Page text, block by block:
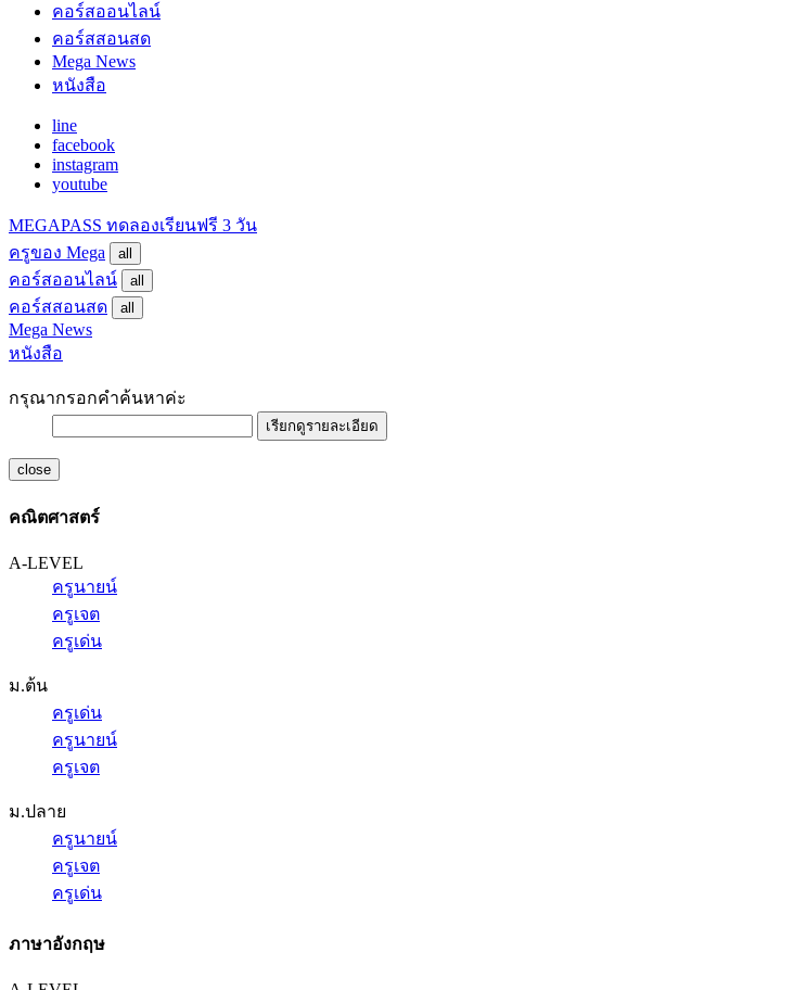
คอร์สออนไลน์
คอร์สสอนสด
Mega News
หนังสือ
line
facebook
instagram
youtube
MEGAPASS ทดลองเรียนฟรี 3 วัน
ครูของ Mega
all
คอร์สออนไลน์ all
คอร์สสอนสด all
Mega News
หนังสือ
กรุณากรอกคำค้นหาค่ะ
เรียกดูรายละเอียด
close
คณิตศาสตร์
A-LEVEL
ครูนายน์
ครูเจต
ครูเด่น
ม.ต้น
ครูเด่น
ครูนายน์
ครูเจต
ม.ปลาย
ครูนายน์
ครูเจต
ครูเด่น
ภาษาอังกฤษ